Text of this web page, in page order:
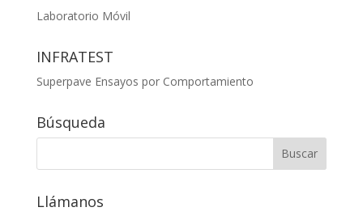
Laboratorio Móvil
INFRATEST
Superpave Ensayos por Comportamiento
Búsqueda
Llámanos